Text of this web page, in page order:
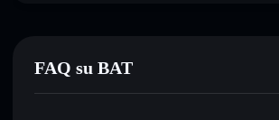
FAQ su BAT